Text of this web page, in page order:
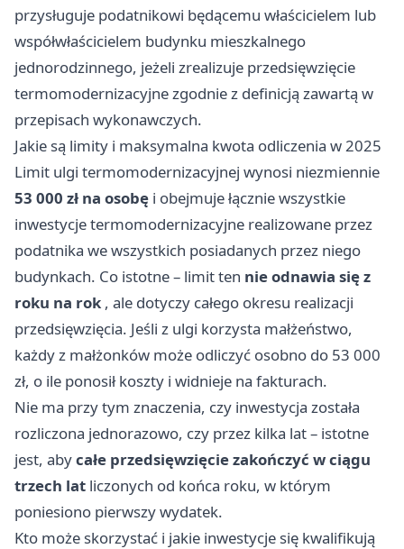
przysługuje podatnikowi będącemu właścicielem lub
współwłaścicielem budynku mieszkalnego
jednorodzinnego, jeżeli zrealizuje przedsięwzięcie
termomodernizacyjne zgodnie z definicją zawartą w
przepisach wykonawczych.
Jakie są limity i maksymalna kwota odliczenia w 2025
Limit ulgi termomodernizacyjnej wynosi niezmiennie
53 000 zł na osobę i obejmuje łącznie wszystkie
inwestycje termomodernizacyjne realizowane przez
podatnika we wszystkich posiadanych przez niego
budynkach. Co istotne – limit ten nie odnawia się z
roku na rok , ale dotyczy całego okresu realizacji
przedsięwzięcia. Jeśli z ulgi korzysta małżeństwo,
każdy z małżonków może odliczyć osobno do 53 000
zł, o ile ponosił koszty i widnieje na fakturach.
Nie ma przy tym znaczenia, czy inwestycja została
rozliczona jednorazowo, czy przez kilka lat – istotne
jest, abycałe przedsięwzięcie zakończyć w ciągu
trzech lat liczonych od końca roku, w którym
poniesiono pierwszy wydatek.
Kto może skorzystać i jakie inwestycje się kwalifikują